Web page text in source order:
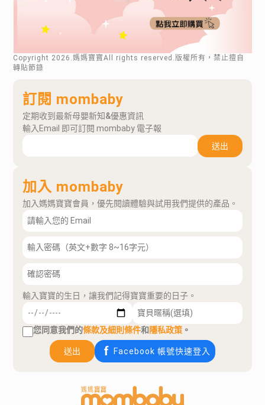
Copyright 2026 .媽媽寶寶All rights reserved.版權所有，禁止擅自
轉貼節錄
訂閱 mombaby
定期收到最新母嬰新知&優惠資訊
輸入Email 即可訂閱 mombaby 電子報
送出
加入 mombaby
加入媽媽寶寶會員，優先閱讀體驗與試用我們提供的產品。
輸入寶寶的生日，讓我們記得寶寶重要的日子。
您同意我們的條款及細則條件和隱私政策 。
送出 Facebook 帳號快速登入